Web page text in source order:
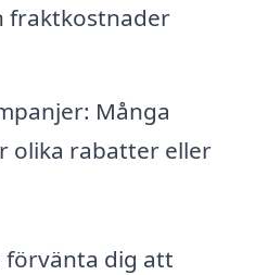
fraktkostnader
Många
olika rabatter eller
dig att